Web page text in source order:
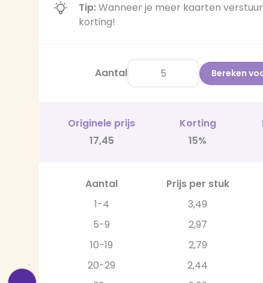
Tip:Wanneer je meer kaarten
korting!
Aantal Bereken
Originele prijs Korting
17,45
15%
Aantal Prijs per stuk
1-4
3,49
5-9
2,97
10-19
2,79
20-29
2,44